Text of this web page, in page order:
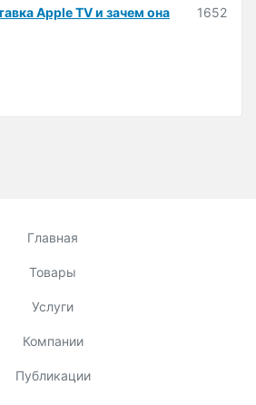
Apple TV и зачем она
1652
Главная
Товары
Услуги
Компании
Публикации